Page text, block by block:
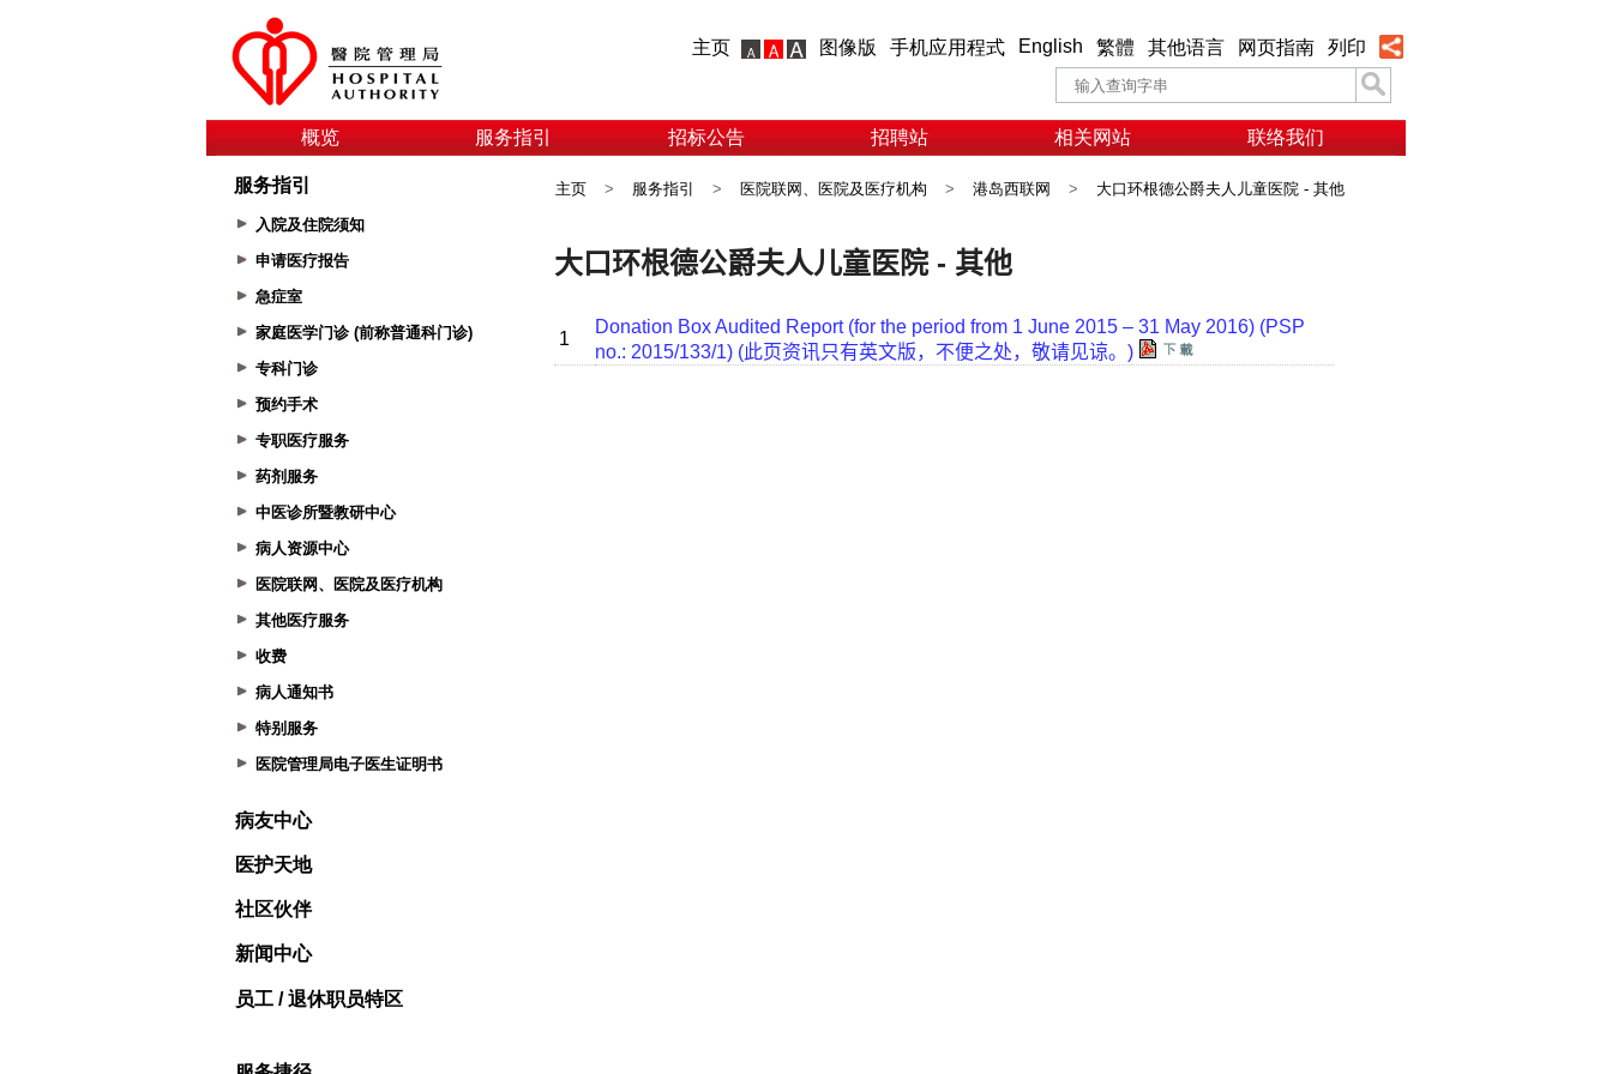
主页 图像版 手机应用程式 English 繁體 其他语言 网页指南 列印
概览 服务指引 招标公告 招聘站 相关网站 联络我们
服务指引
入院及住院须知
申请医疗报告
急症室
家庭医学门诊 (前称普通科门诊)
专科门诊
预约手术
专职医疗服务
药剂服务
中医诊所暨教研中心
病人资源中心
医院联网、医院及医疗机构
其他医疗服务
收费
病人通知书
特别服务
医院管理局电子医生证明书
病友中心
医护天地
社区伙伴
新闻中心
员工 / 退休职员特区
主页 > 服务指引 > 医院联网、医院及医疗机构 > 港岛西联网 > 大口环根德公爵夫人儿童医院 - 其他